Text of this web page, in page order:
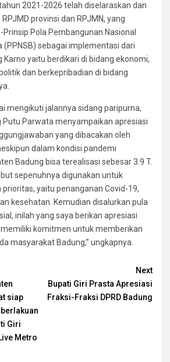
2021-2026 telah diselaraskan dan
provinsi dan RPJMN, yang
Pola Pembangunan Nasional
(PPNSB) sebagai implementasi dari
Karno yaitu berdikari di bidang ekonomi,
dan berkepribadian di bidang
mengikuti jalannya sidang paripurna,
Putu Parwata menyampaikan apresiasi
yang dibacakan oleh
dalam kondisi pandemi
Badung bisa terealisasi sebesar 3.9 T.
sepenuhnya digunakan untuk
yaitu penanganan Covid-19,
kesehatan. Kemudian disalurkan pula
inilah yang saya berikan apresiasi
komitmen untuk memberikan
masyarakat Badung,” ungkapnya.
siap
Giri
Metro
Next
Bupati Giri Prasta Apresiasi
Fraksi-Fraksi DPRD Badung